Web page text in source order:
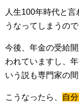
人生100年時代と
うなってしまうの
今後、年金の受給
われていますし、
いう説も専門家の
こうなったら、 自